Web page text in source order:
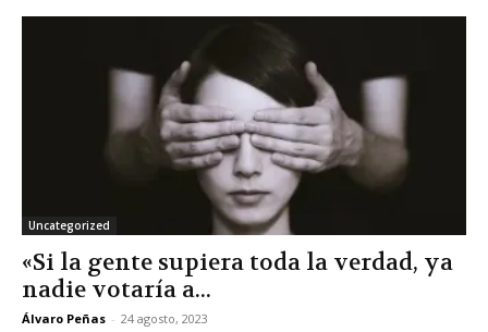
Uncategorized
«Si la gente supiera toda la verdad, ya
nadie votaría a...
Álvaro Peñas - 24 agosto, 2023